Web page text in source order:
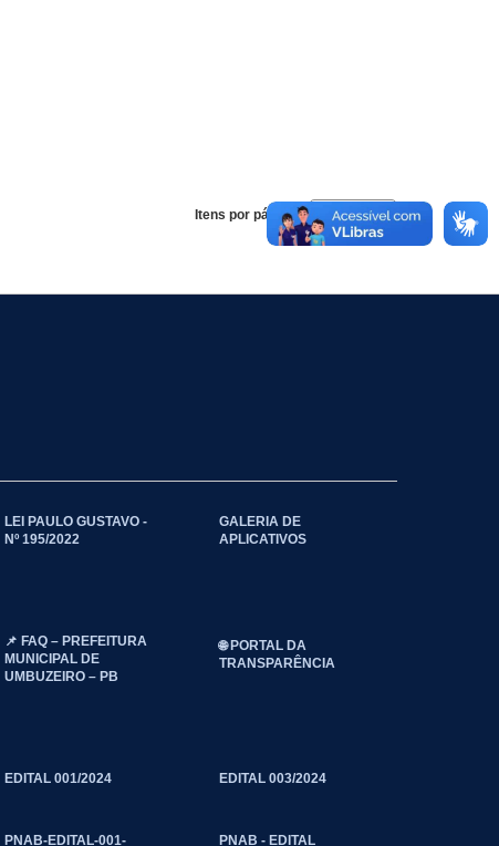
Itens por página:
LEI PAULO GUSTAVO -
Nº 195/2022
GALERIA DE
APLICATIVOS
📌 FAQ – PREFEITURA
MUNICIPAL DE
UMBUZEIRO – PB
🌐 PORTAL DA
TRANSPARÊNCIA
EDITAL 001/2024 EDITAL 003/2024
PNAB-EDITAL-001-
PNAB - EDITAL